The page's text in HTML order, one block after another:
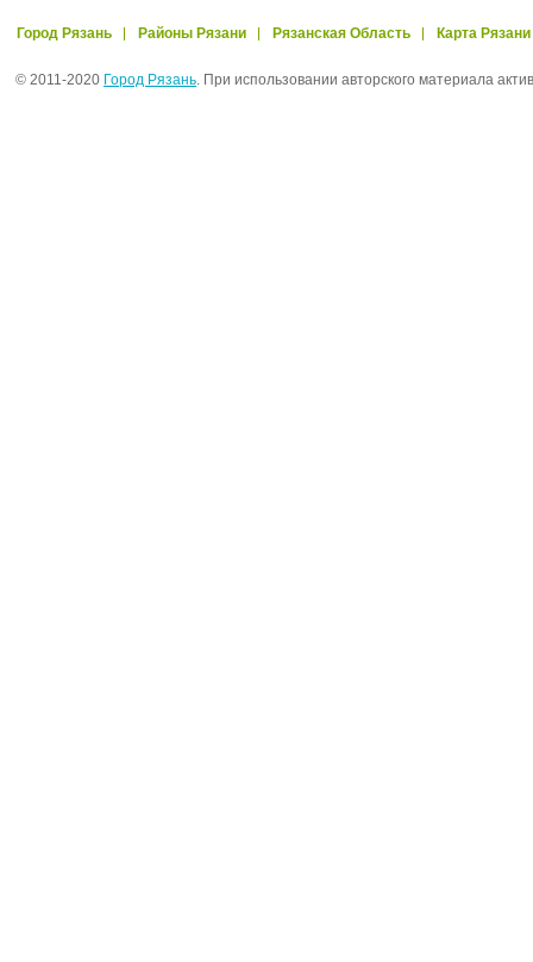
Город Рязань Районы Рязани Рязанская Область Карта Рязани
© 2011-2020 Город Рязань. При использовании авторского материала